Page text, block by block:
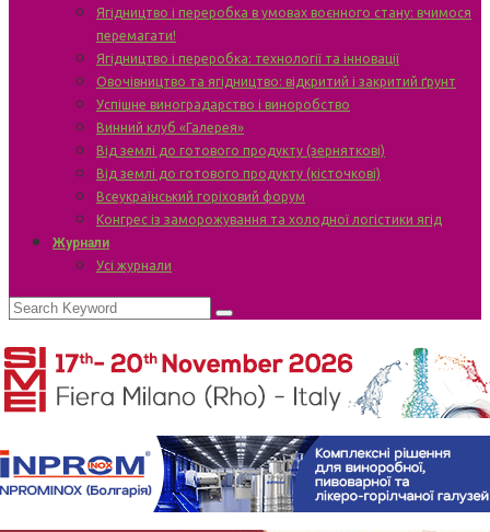
Ягідництво і переробка в умовах воєнного стану: вчимося
перемагати!
Ягідництво і переробка: технології та інновації
Овочівництво та ягідництво: відкритий і закритий ґрунт
Успішне виноградарство і виноробство
Винний клуб «Галерея»
Від землі до готового продукту (зерняткові)
Від землі до готового продукту (кісточкові)
Всеукраїнський горіховий форум
Конгрес із заморожування та холодної логістики ягід
Журнали
Усі журнали